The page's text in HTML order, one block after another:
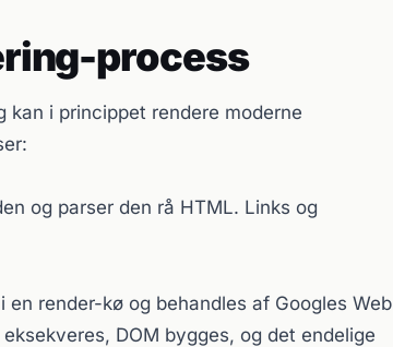
process
kan i princippet rendere moderne
og parser den rå HTML. Links og
en render-kø og behandles af Googles Web
DOM bygges, og det endelige